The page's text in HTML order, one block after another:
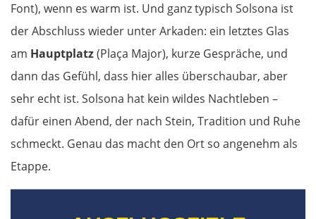
Font), wenn es warm ist. Und ganz typisch Solsona ist
der Abschluss wieder unter Arkaden: ein letztes Glas
am Hauptplatz(Plaça Major), kurze Gespräche, und
dann das Gefühl, dass hier alles überschaubar, aber
sehr echt ist. Solsona hat kein wildes Nachtleben –
dafür einen Abend, der nach Stein, Tradition und Ruhe
schmeckt. Genau das macht den Ort so angenehm als
Etappe.
Lamia
Livanates
Chalkida
SÜDROUTE